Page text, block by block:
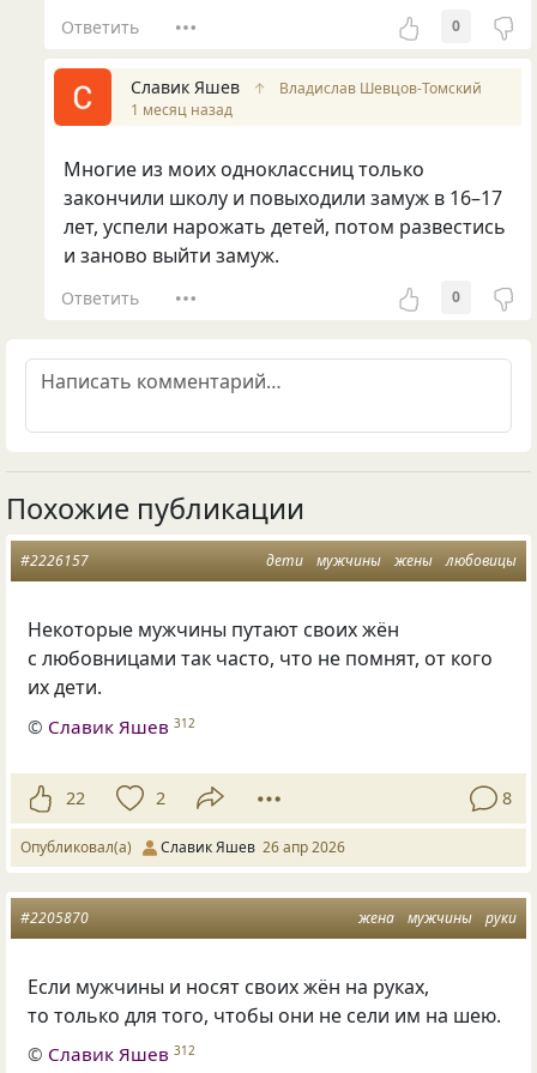
Ответить 0
Славик Яшев ↑
Владислав Шевцов-Томский
1 месяц назад
Многие из моих одноклассниц только
закончили школу и повыходили замуж в 16–17
лет, успели нарожать детей, потом развестись
и заново выйти замуж.
Ответить 0
Похожие публикации
дети мужчины жены любовицы
#2226157
Некоторые мужчины путают своих жён
с любовницами так часто, что не помнят, от кого
их дети.
© Славик Яшев 312
22 2 8
Опубликовал(а) Славик Яшев 26 апр 2026
жена мужчины руки
#2205870
Если мужчины и носят своих жён на руках,
то только для того, чтобы они не сели им на шею.
© Славик Яшев 312